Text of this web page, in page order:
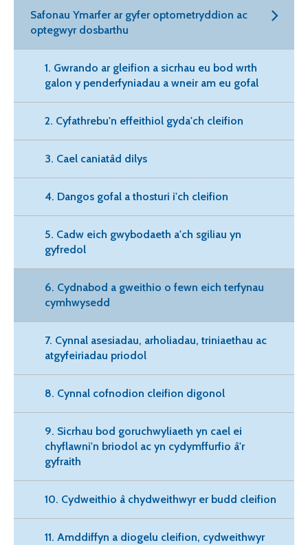
Safonau Ymarfer ar gyfer optometryddion ac
optegwyr dosbarthu
1. Gwrando ar gleifion a sicrhau eu bod wrth
galon y penderfyniadau a wneir am eu gofal
2. Cyfathrebu'n effeithiol gyda'ch cleifion
3. Cael caniatâd dilys
4. Dangos gofal a thosturi i'ch cleifion
5. Cadw eich gwybodaeth a'ch sgiliau yn
gyfredol
6. Cydnabod a gweithio o fewn eich terfynau
cymhwysedd
7. Cynnal asesiadau, arholiadau, triniaethau ac
atgyfeiriadau priodol
8. Cynnal cofnodion cleifion digonol
9. Sicrhau bod goruchwyliaeth yn cael ei
chyflawni'n briodol ac yn cydymffurfio â'r
gyfraith
10. Cydweithio â chydweithwyr er budd cleifion
11. Amddiffyn a diogelu cleifion, cydweithwyr